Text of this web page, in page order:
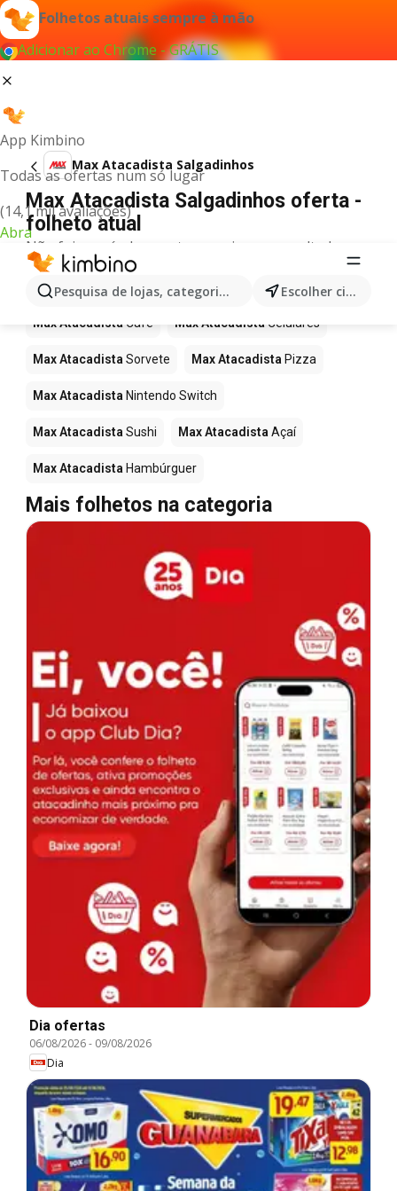
Folhetos atuais sempre à mão
Adicionar ao Chrome - GRÁTIS
App Kimbino
Todas as ofertas num só lugar
(14,1 mil avaliações)
Abra
Pesquisa de lojas, categorias,produtos... Escolher cidade
Max Atacadista Salgadinhos
Max Atacadista Salgadinhos oferta -
folheto atual
Não foi possível encontrar quaisquer resultados
para este termo.
Mais produtos em Max Atacadista
Max Atacadista Café Max Atacadista Celulares
Max Atacadista Sorvete Max Atacadista Pizza
Max Atacadista Nintendo Switch
Max Atacadista Sushi Max Atacadista Açaí
Max Atacadista Hambúrguer
Mais folhetos na categoria
Dia ofertas
06/08/2026- 09/08/2026
Dia